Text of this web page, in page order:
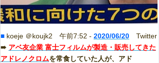
■ koeje ＠koujk2 午前7:52 - 2020/06/20 Twitter
➠ アベ友企業 富士フィルムが製造・販売してきた
アドレノクロムを常食していた人が、アド